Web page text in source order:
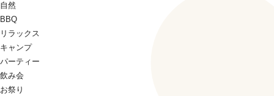
自然
BBQ
リラックス
キャンプ
パーティー
飲み会
お祭り